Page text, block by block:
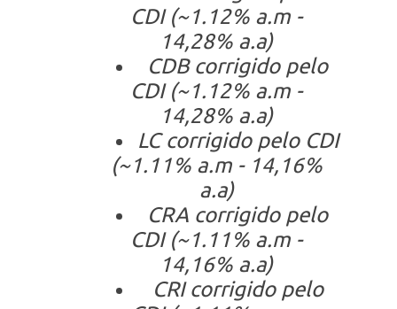
CDI (~1.12% a.m -
14,28% a.a)
CDB corrigido pelo
CDI (~1.12% a.m -
14,28% a.a)
LC corrigido pelo CDI
(~1.11% a.m - 14,16%
a.a)
CRA corrigido pelo
CDI (~1.11% a.m -
14,16% a.a)
CRI corrigido pelo